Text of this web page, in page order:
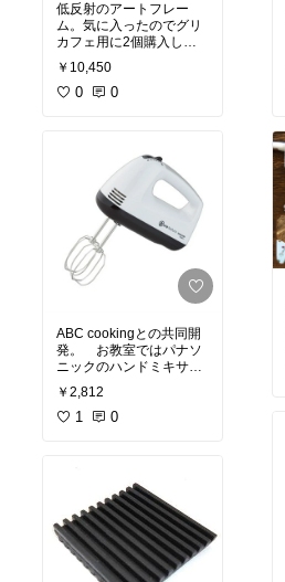
低反射のアートフレー
ム。気に入ったのでグリ
カフェ用に2個購入しま
した。
￥10,450
0 0
ABC cookingとの共同開
発。 お教室ではパナソ
ニックのハンドミキサー
を使用していますが、販
売終了となったため、次
の候補はこちらです。価
ショップが送料無料で最
安値です。
￥2,812
1 0